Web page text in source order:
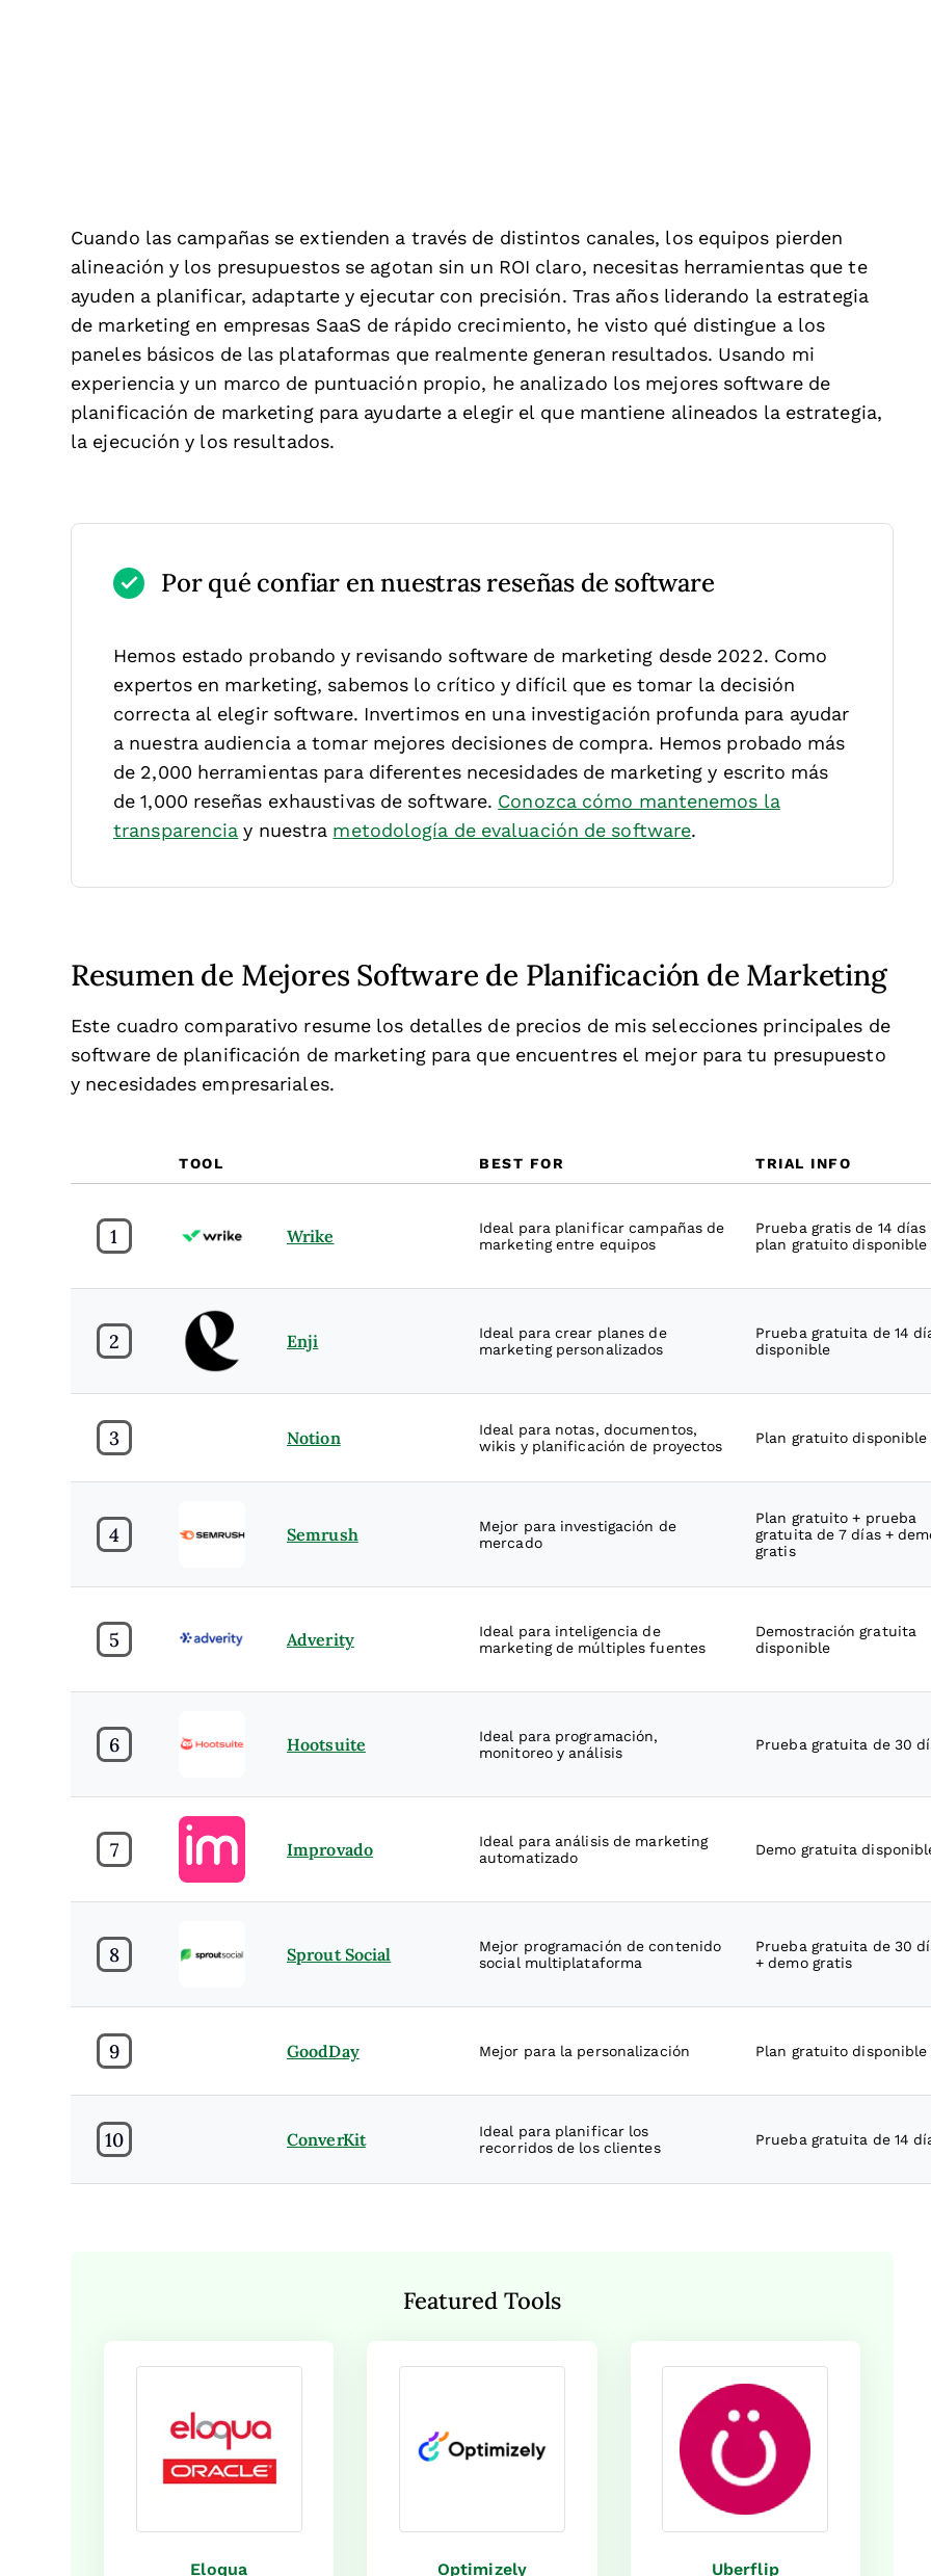
Cuando las campañas se extienden a través de distintos canales, los equipos pierden
alineación y los presupuestos se agotan sin un ROI claro, necesitas herramientas que te
ayuden a planificar, adaptarte y ejecutar con precisión. Tras años liderando la estrategia
de marketing en empresas SaaS de rápido crecimiento, he visto qué distingue a los
paneles básicos de las plataformas que realmente generan resultados. Usando mi
experiencia y un marco de puntuación propio, he analizado los mejores software de
planificación de marketing para ayudarte a elegir el que mantiene alineados la estrategia,
la ejecución y los resultados.
Por qué confiar en nuestras reseñas de software
Hemos estado probando y revisando software de marketing desde 2022. Como
expertos en marketing, sabemos lo crítico y difícil que es tomar la decisión
correcta al elegir software. Invertimos en una investigación profunda para ayudar
a nuestra audiencia a tomar mejores decisiones de compra. Hemos probado más
de 2,000 herramientas para diferentes necesidades de marketing y escrito más
de 1,000 reseñas exhaustivas de software. Conozca cómo mantenemos la
transparencia y nuestra metodología de evaluación de software.
Resumen de Mejores Software de Planificación de Marketing
Este cuadro comparativo resume los detalles de precios de mis selecciones principales de
software de planificación de marketing para que encuentres el mejor para tu presupuesto
y necesidades empresariales.
TOOL BEST FOR TRIAL INFO
1 Wrike
Ideal para planificar campañas de
marketing entre equipos
Prueba gratis de 14 días
plan gratuito disponible
2 Enji
Ideal para crear planes de
marketing personalizados
Prueba gratuita de 14
disponible
3 Notion
Ideal para notas, documentos,
wikis y planificación de proyectos
Plan gratuito disponible
4 Semrush
Mejor para investigación de
mercado
Plan gratuito + prueba
gratuita de 7 días +
gratis
5 Adverity
Ideal para inteligencia de
marketing de múltiples fuentes
Demostración gratuita
disponible
6 Hootsuite
Ideal para programación,
monitoreo y análisis
Prueba gratuita de 30
7 Improvado
Ideal para análisis de marketing
automatizado
Demo gratuita
8 Sprout Social
Mejor programación de contenido
social multiplataforma
Prueba gratuita de 30
+ demo gratis
9 GoodDay Mejor para la personalización Plan gratuito disponible
10 ConverKit
Ideal para planificar los
recorridos de los clientes
Prueba gratuita de 14
Featured Tools
Eloqua Optimizely Uberflip